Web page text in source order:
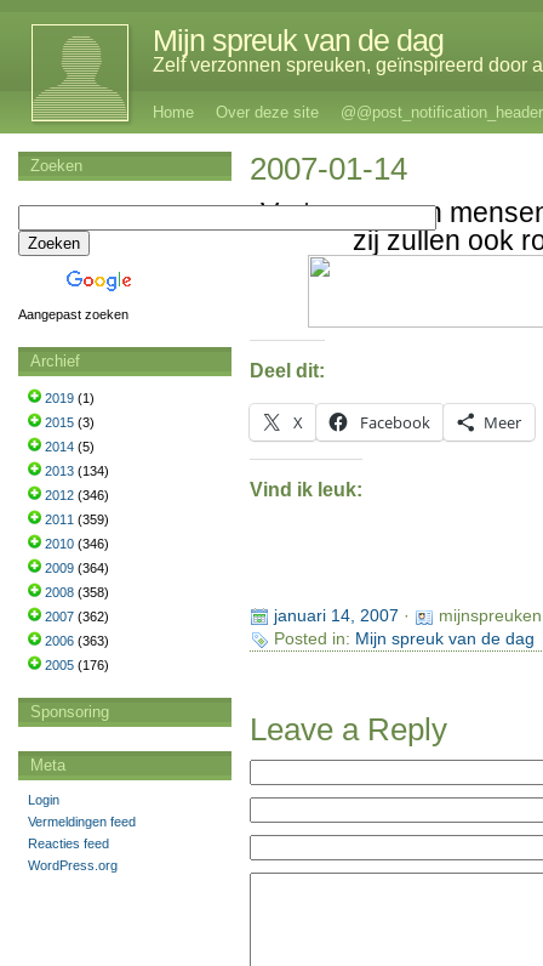
Mijn spreuk van de dag
Zelf verzonnen spreuken, geïnspireerd door
Home Over deze site @@post_notification_header
2007-01-14
Vertrouw geen
zij zullen ook
Deel dit:
X Facebook Meer
Vind ik leuk:
januari 14, 2007 ·
Posted in: Mijn spreuk van de dag
Leave a Reply
Zoeken
Aangepast zoeken
Archief
2019 (1)
2015 (3)
2014 (5)
2013 (134)
2012 (346)
2011 (359)
2010 (346)
2009 (364)
2008 (358)
2007 (362)
2006 (363)
2005 (176)
Sponsoring
Meta
Login
Vermeldingen feed
Reacties feed
WordPress.org